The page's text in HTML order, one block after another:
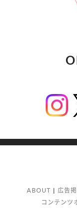
ABOUT 広告
コンテンツ